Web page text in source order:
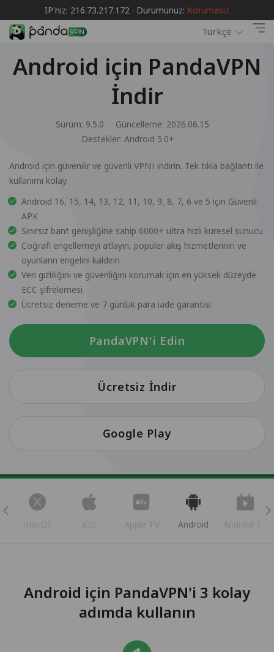
IP'niz: 216.73.217.172 · Durumunuz: Korumasız
Türkçe
Android için PandaVPN
İndir
Sürüm: 9.5.0
Güncelleme: 2026.06.15
Destekler: Android 5.0+
Android için güvenilir ve güvenli VPN'i indirin. Tek tıkla bağlantı ile
kullanımı kolay.
Android 16, 15, 14, 13, 12, 11, 10, 9, 8, 7, 6 ve 5 için Güvenli
APK
Sınırsız bant genişliğine sahip 6000+ ultra hızlı küresel sunucu
Coğrafi engellemeyi atlayın, popüler akış hizmetlerinin ve
oyunların engelini kaldırın
Veri gizliliğini ve güvenliğini korumak için en yüksek düzeyde
ECC şifrelemesi
Ücretsiz deneme ve 7 günlük para iade garantisi
PandaVPN'i Edin
Ücretsiz İndir
Google Play
macOS iOS Apple TV Android Android TV
Android için PandaVPN'i 3 kolay
adımda kullanın